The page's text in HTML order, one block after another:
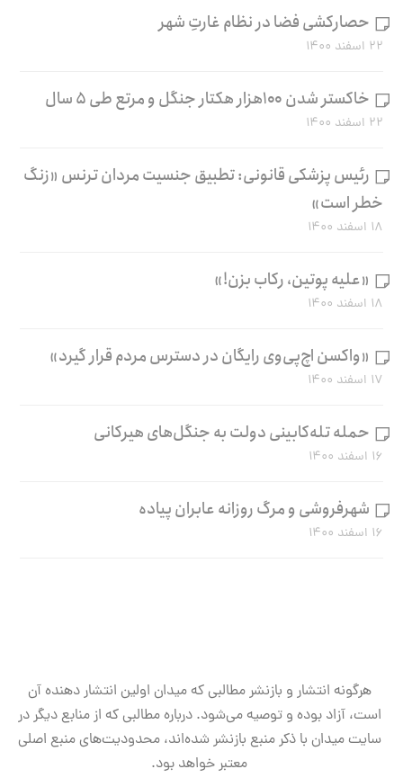
حصارکشی فضا در نظام غارتِ شهر
۲۲ اسفند ۱۴۰۰
خاکستر شدن ۱۰۰هزار هکتار جنگل و مرتع طی ۵ سال
۲۲ اسفند ۱۴۰۰
رئیس پزشکی قانونی: تطبیق جنسیت مردان ترنس «زنگ
خطر است»
۱۸ اسفند ۱۴۰۰
«علیه پوتین، رکاب بزن!»
۱۸ اسفند ۱۴۰۰
«واکسن اچ‌پی‌وی رایگان در دسترس مردم قرار گیرد»
۱۷ اسفند ۱۴۰۰
حمله تله‌کابینی دولت به جنگل‌های هیرکانی
۱۶ اسفند ۱۴۰۰
شهرفروشی و مرگ روزانه عابران پیاده
۱۶ اسفند ۱۴۰۰
هرگونه انتشار و بازنشر مطالبی که میدان اولین انتشار دهنده آن
است، آزاد بوده و توصیه می‌شود. درباره مطالبی که از منابع دیگر در
سایت میدان با ذکر منبع بازنشر شده‌اند، محدودیت‌های منبع اصلی
معتبر خواهد بود.